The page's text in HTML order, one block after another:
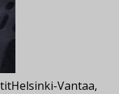
Helsinki-Vantaa,